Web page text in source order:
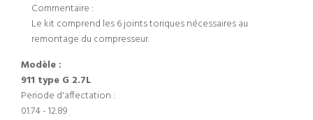
Commentaire :
Le kit comprend les 6 joints toriques nécessaires au
remontage du compresseur.
Modèle :
911 type G 2.7L
Periode d'affectation :
01.74 - 12.89